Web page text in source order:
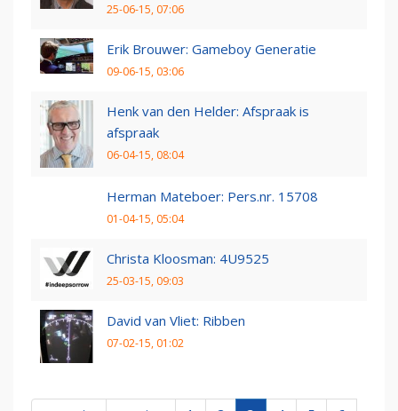
25-06-15, 07:06
Erik Brouwer: Gameboy Generatie
09-06-15, 03:06
Henk van den Helder: Afspraak is
afspraak
06-04-15, 08:04
Herman Mateboer: Pers.nr. 15708
01-04-15, 05:04
Christa Kloosman: 4U9525
25-03-15, 09:03
David van Vliet: Ribben
07-02-15, 01:02